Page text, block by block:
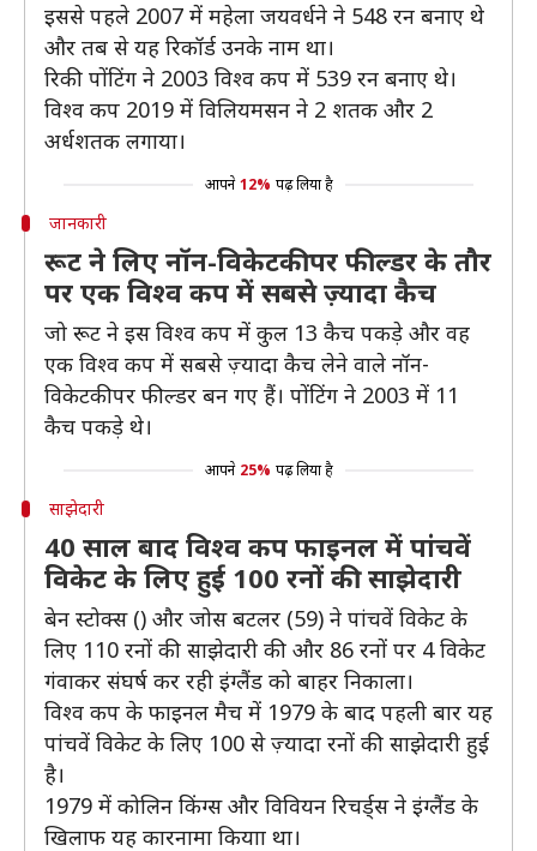
इससे पहले 2007 में महेला जयवर्धने ने 548 रन बनाए थे
और तब से यह रिकॉर्ड उनके नाम था।
रिकी पोंटिंग ने 2003 विश्व कप में 539 रन बनाए थे।
विश्व कप 2019 में विलियमसन ने 2 शतक और 2
अर्धशतक लगाया।
आपने 12% पढ़ लिया है
जानकारी
रूट ने लिए नॉन-विकेटकीपर फील्डर के तौर
पर एक विश्व कप में सबसे ज़्यादा कैच
जो रूट ने इस विश्व कप में कुल 13 कैच पकड़े और वह
एक विश्व कप में सबसे ज़्यादा कैच लेने वाले नॉन-
विकेटकीपर फील्डर बन गए हैं। पोंटिंग ने 2003 में 11
कैच पकड़े थे।
आपने 25% पढ़ लिया है
साझेदारी
40 साल बाद विश्व कप फाइनल में पांचवें
विकेट के लिए हुई 100 रनों की साझेदारी
बेन स्टोक्स () और जोस बटलर (59) ने पांचवें विकेट के
लिए 110 रनों की साझेदारी की और 86 रनों पर 4 विकेट
गंवाकर संघर्ष कर रही इंग्लैंड को बाहर निकाला।
विश्व कप के फाइनल मैच में 1979 के बाद पहली बार यह
पांचवें विकेट के लिए 100 से ज़्यादा रनों की साझेदारी हुई
है।
1979 में कोलिन किंग्स और विवियन रिचर्ड्स ने इंग्लैंड के
खिलाफ यह कारनामा कियाा था।